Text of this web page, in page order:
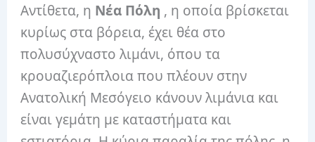
Αντίθετα, η Νέα Πόλη , η οποία βρίσκεται
κυρίως στα βόρεια, έχει θέα στο
πολυσύχναστο λιμάνι, όπου τα
κρουαζιερόπλοια που πλέουν στην
Ανατολική Μεσόγειο κάνουν λιμάνια και
είναι γεμάτη με καταστήματα και